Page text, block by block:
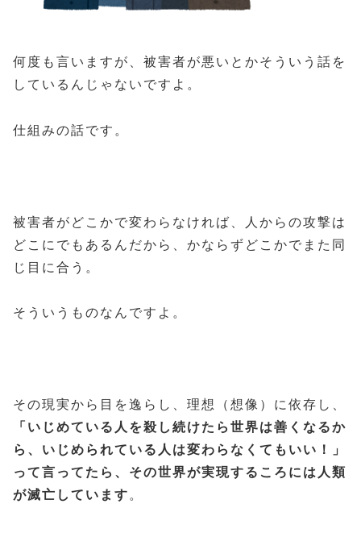
何度も言いますが、被害者が悪いとかそういう話を
しているんじゃないですよ。
仕組みの話です。
被害者がどこかで変わらなければ、人からの攻撃は
どこにでもあるんだから、かならずどこかでまた同
じ目に合う。
そういうものなんですよ。
その現実から目を逸らし、理想（想像）に依存し、
「いじめている人を殺し続けたら世界は善くなるか
ら、いじめられている人は変わらなくてもいい！」
って言ってたら、その世界が実現するころには人類
が滅亡しています 。